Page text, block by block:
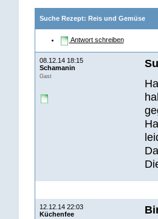
Suche Rezept: Reis und Gemüse
Antwort schreiben
08.12.14 18:15
Schamanin
Gast
12.12.14 22:03
Küchenfee